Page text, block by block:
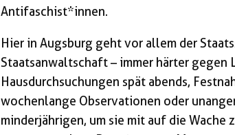
Antifaschist*innen.
Hier in Augsburg geht vor allem der
Staatsanwaltschaft – immer härter gegen
Hausdurchsuchungen spät abends,
wochenlange Observationen oder
minderjährigen, um sie mit auf die Wache